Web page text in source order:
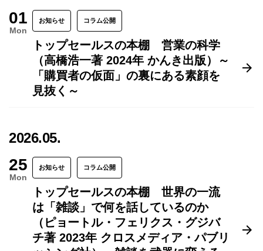
01
Mon
お知らせ コラム公開
トップセールスの本棚 営業の科学
（高橋浩一著 2024年 かんき出版）～
「購買者の仮面」の裏にある素顔を
見抜く～
2026.05.
25
Mon
お知らせ コラム公開
トップセールスの本棚 世界の一流
は「雑談」で何を話しているのか
（ピョートル・フェリクス・グジバ
チ著 2023年 クロスメディア・パブリ